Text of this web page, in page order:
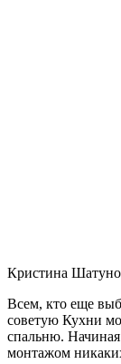
Кристина
Всем, кто еще
советую Кухни
спальню. Начиная
монтажом